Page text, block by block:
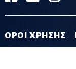
ΟΡΟΙ ΧΡΗΣΗΣ